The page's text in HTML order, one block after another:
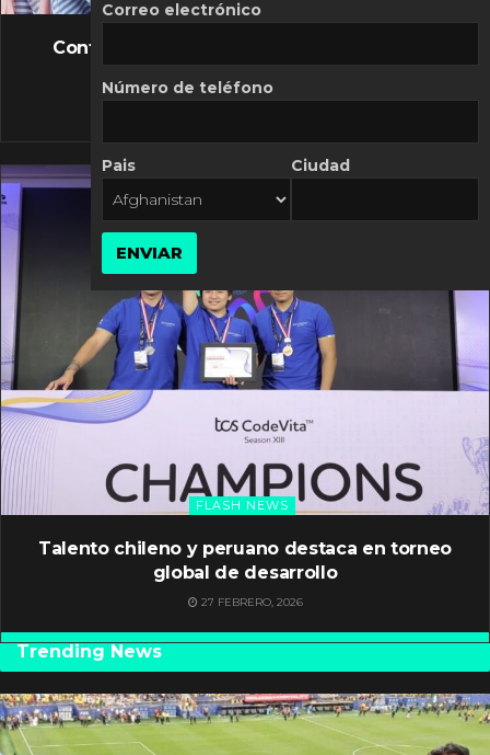
FLASH NEWS
Controversia de Mercado Libre por costos
10 MARZO, 2026
FLASH NEWS
Talento chileno y peruano destaca en torneo
global de desarrollo
27 FEBRERO, 2026
Trending News
Correo electrónico
Número de teléfono
Pais Ciudad
ENVIAR